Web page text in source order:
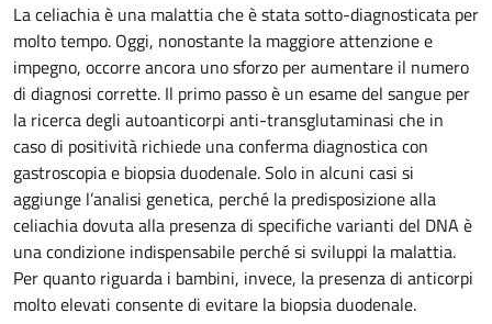
La celiachia è una malattia che è stata sotto-diagnosticata per
molto tempo. Oggi, nonostante la maggiore attenzione e
impegno, occorre ancora uno sforzo per aumentare il numero
di diagnosi corrette. Il primo passo è un esame del sangue per
la ricerca degli autoanticorpi anti-transglutaminasi che in
caso di positività richiede una conferma diagnostica con
gastroscopia e biopsia duodenale. Solo in alcuni casi si
aggiunge l’analisi genetica, perché la predisposizione alla
celiachia dovuta alla presenza di specifiche varianti del DNA è
una condizione indispensabile perché si sviluppi la malattia.
Per quanto riguarda i bambini, invece, la presenza di anticorpi
molto elevati consente di evitare la biopsia duodenale.